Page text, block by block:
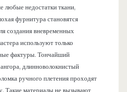
любые недостатки ткани,
фурнитура становятся
создания вневременных
используют только
фактуры. Тончайший
длинноволокнистый
ручного плетения проходят
Такие материалы не вызывают